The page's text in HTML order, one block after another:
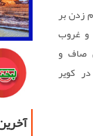
زدن بر
و غروب
صاف و
کویر
از